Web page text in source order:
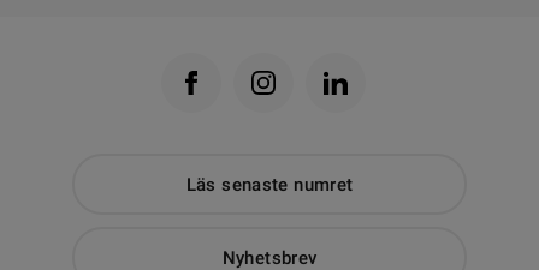
Läs senaste numret
Nyhetsbrev